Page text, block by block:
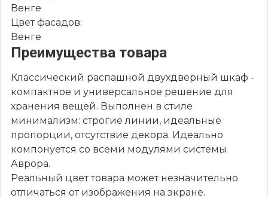
Венге
Цвет фасадов:
Венге
Преимущества товара
Классический распашной двухдверный шкаф -
компактное и универсальное решение для
хранения вещей. Выполнен в стиле
минимализм: строгие линии, идеальные
пропорции, отсутствие декора. Идеально
компонуется со всеми модулями системы
Аврора.
Реальный цвет товара может незначительно
отличаться от изображения на экране.